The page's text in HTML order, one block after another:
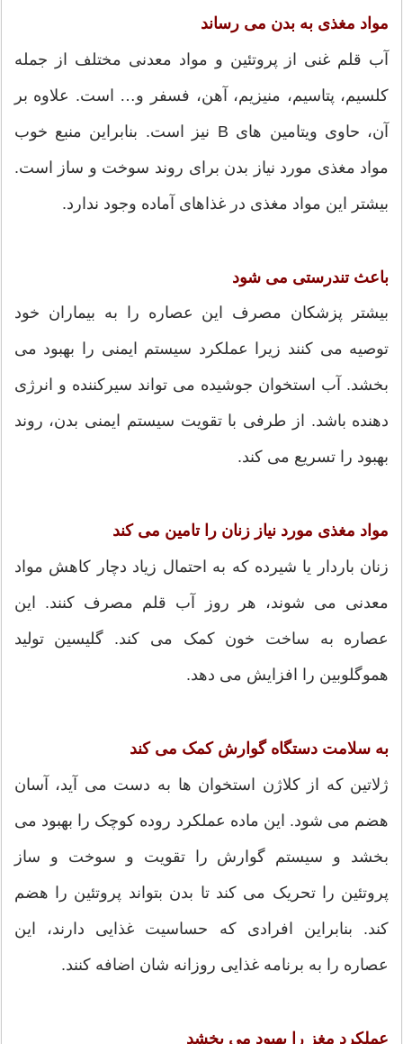
مواد مغذی به بدن می رساند
آب قلم غنی از پروتئین و مواد معدنی مختلف از جمله
کلسیم، پتاسیم، منیزیم، آهن، فسفر و… است. علاوه بر
آن، حاوی ویتامین های B نیز است. بنابراین منبع خوب
مواد مغذی مورد نیاز بدن برای روند سوخت و ساز است.
بیشتر این مواد مغذی در غذاهای آماده وجود ندارد.
باعث تندرستی می شود
بیشتر پزشکان مصرف این عصاره را به بیماران خود
توصیه می کنند زیرا عملکرد سیستم ایمنی را بهبود می
بخشد. آب استخوان جوشیده می تواند سیرکننده و انرژی
دهنده باشد. از طرفی با تقویت سیستم ایمنی بدن، روند
بهبود را تسریع می کند.
مواد مغذی مورد نیاز زنان را تامین می کند
زنان باردار یا شیرده که به احتمال زیاد دچار کاهش مواد
معدنی می شوند، هر روز آب قلم مصرف کنند. این
عصاره به ساخت خون کمک می کند. گلیسین تولید
هموگلوبین را افزایش می دهد.
به سلامت دستگاه گوارش کمک می کند
ژلاتین که از کلاژن استخوان ها به دست می آید، آسان
هضم می شود. این ماده عملکرد روده کوچک را بهبود می
بخشد و سیستم گوارش را تقویت و سوخت و ساز
پروتئین را تحریک می کند تا بدن بتواند پروتئین را هضم
کند. بنابراین افرادی که حساسیت غذایی دارند، این
عصاره را به برنامه غذایی روزانه شان اضافه کنند.
عملکرد مغز را بهبود می بخشد